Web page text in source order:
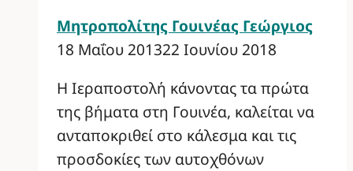
Μητροπολίτης Γουινέας Γεώργιος
18 Μαΐου 201322 Ιουνίου 2018
Η Ιεραποστολή κάνοντας τα πρώτα
της βήματα στη Γουινέα, καλείται να
ανταποκριθεί στο κάλεσμα και τις
προσδοκίες των αυτοχθόνων